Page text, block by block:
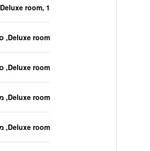
Deluxe room, 1מיטת קינג
Deluxe room, סוג המיטה לא ידוע
Deluxe room, סוג המיטה לא ידוע
Deluxe room, מיטות קווין2
Deluxe room, מיטות קווין2